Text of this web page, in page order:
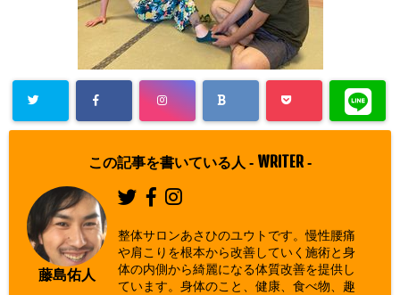
Warning: Un
key "Twitter"
/home/asa
hi00/seitai-a
sahi.com/pu
この記事を書いている人 - WRITER -
藤島佑人
整体サロンあさひのユウトです。慢性腰痛
や肩こりを根本から改善していく施術と身
体の内側から綺麗になる体質改善を提供し
ています。身体のこと、健康、食べ物、趣